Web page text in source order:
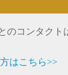
のコンタクト
はこちら>>